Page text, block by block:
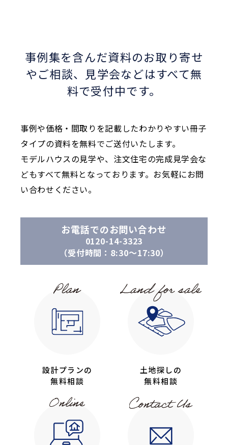
事例集を含んだ資料のお取り寄せ
やご相談、
見学会などはすべて無
料で受付中です。
事例や価格・間取りを記載したわかりやすい冊子
タイプの資料を無料でご送付いたします。
モデルハウスの見学や、注文住宅の完成見学会な
どもすべて無料となっております。お気軽にお問
い合わせください。
お電話でのお問い合わせ
0120-14-3323
（受付時間：8:30〜17:30）
設計プランの
無料相談
土地探しの
無料相談